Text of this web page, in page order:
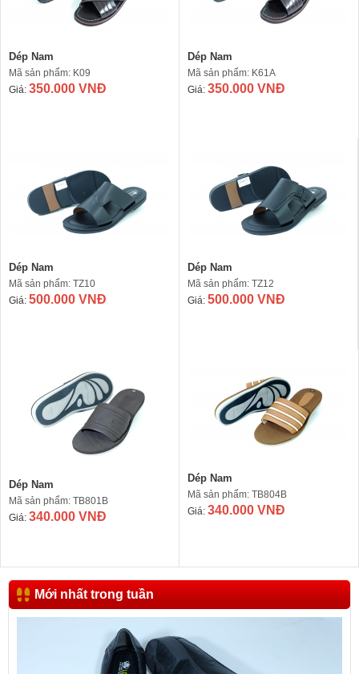
Dép Nam
Mã sản phẩm: K09
Giá: 350.000 VNĐ
Dép Nam
Mã sản phẩm: K61A
Giá: 350.000 VNĐ
Dép Nam
Mã sản phẩm: TZ10
Giá: 500.000 VNĐ
Dép Nam
Mã sản phẩm: TZ12
Giá: 500.000 VNĐ
Dép Nam
Mã sản phẩm: TB801B
Giá: 340.000 VNĐ
Dép Nam
Mã sản phẩm: TB804B
Giá: 340.000 VNĐ
Mới nhất trong tuần